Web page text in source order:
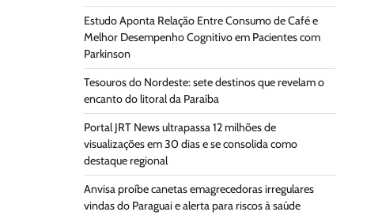
Estudo Aponta Relação Entre Consumo de Café e
Melhor Desempenho Cognitivo em Pacientes com
Parkinson
Tesouros do Nordeste: sete destinos que revelam o
encanto do litoral da Paraíba
Portal JRT News ultrapassa 12 milhões de
visualizações em 30 dias e se consolida como
destaque regional
Anvisa proíbe canetas emagrecedoras irregulares
vindas do Paraguai e alerta para riscos à saúde